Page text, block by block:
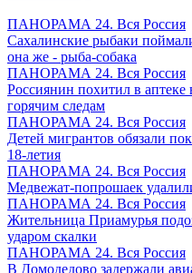
ПАНОРАМА 24. Вся Россия
Сахалинские рыбаки
она же - рыба-собака
ПАНОРАМА 24. Вся Россия
Россиянин похитил в
горячим следам
ПАНОРАМА 24. Вся Россия
Детей мигрантов обязали
18-летия
ПАНОРАМА 24. Вся Россия
Медвежат-попрошаек
ПАНОРАМА 24. Вся Россия
Жительница Приамурья
ударом скалки
ПАНОРАМА 24. Вся Россия
В Домодедово задержали